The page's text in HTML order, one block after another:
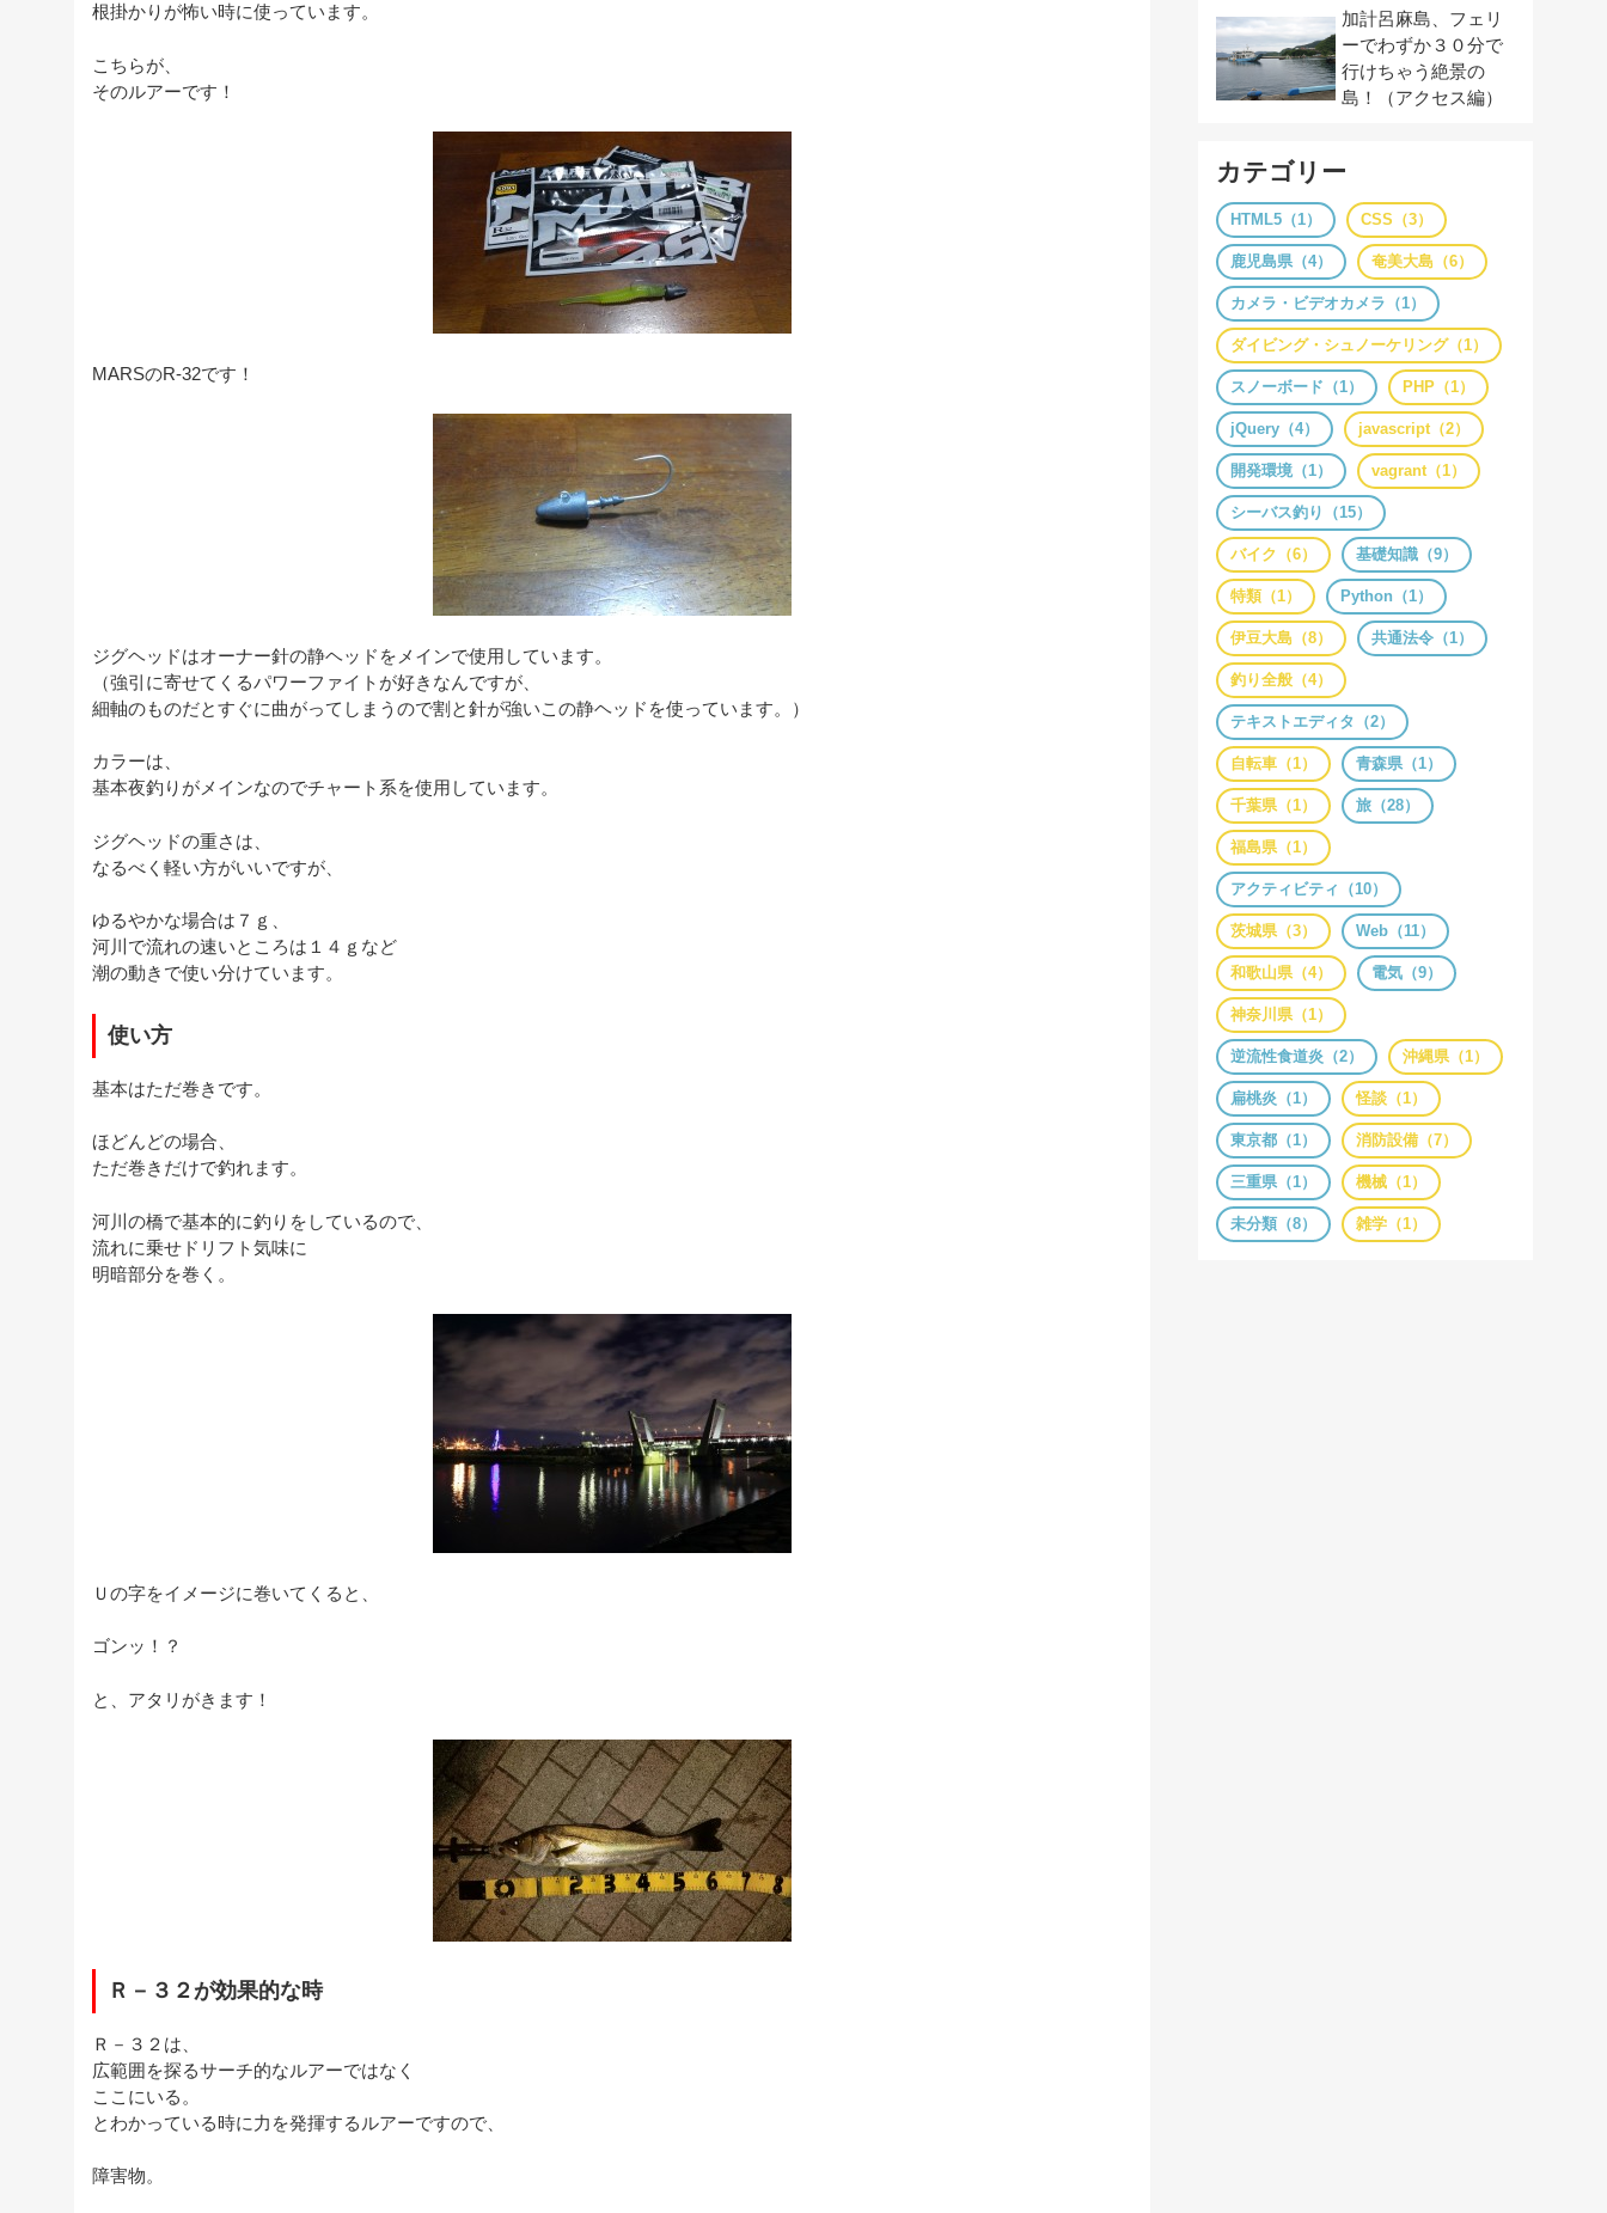
根掛かりが怖い時に使っています。
こちらが、
そのルアーです！
MARSのR-32です！
ジグヘッドはオーナー針の静ヘッドをメインで使用しています。
（強引に寄せてくるパワーファイトが好きなんですが、
細軸のものだとすぐに曲がってしまうので割と針が強いこの静ヘッドを使っています。）
カラーは、
基本夜釣りがメインなのでチャート系を使用しています。
ジグヘッドの重さは、
なるべく軽い方がいいですが、
ゆるやかな場合は７ｇ、
河川で流れの速いところは１４ｇなど
潮の動きで使い分けています。
使い方
基本はただ巻きです。
ほどんどの場合、
ただ巻きだけで釣れます。
河川の橋で基本的に釣りをしているので、
流れに乗せドリフト気味に
明暗部分を巻く。
Ｕの字をイメージに巻いてくると、
ゴンッ！？
と、アタリがきます！
Ｒ－３２が効果的な時
Ｒ－３２は、
広範囲を探るサーチ的なルアーではなく
ここにいる。
とわかっている時に力を発揮するルアーですので、
障害物。
加計呂麻島、フェリ
ーでわずか３０分で
行けちゃう絶景の
島！（アクセス編）
カテゴリー
HTML5（1） CSS（3）
鹿児島県（4） 奄美大島（6）
カメラ・ビデオカメラ（1）
ダイビング・シュノーケリング（1）
スノーボード（1） PHP（1）
jQuery（4） javascript（2）
開発環境（1） vagrant（1）
シーバス釣り（15）
バイク（6） 基礎知識（9）
特類（1） Python（1）
伊豆大島（8） 共通法令（1）
釣り全般（4）
テキストエディタ（2）
自転車（1） 青森県（1）
千葉県（1） 旅（28）
福島県（1）
アクティビティ（10）
茨城県（3） Web（11）
和歌山県（4） 電気（9）
神奈川県（1）
逆流性食道炎（2） 沖縄県（1）
扁桃炎（1） 怪談（1）
東京都（1） 消防設備（7）
三重県（1） 機械（1）
未分類（8） 雑学（1）